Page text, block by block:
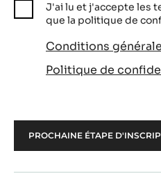
J'ai lu et j'accepte les
que la politique de
Conditions
Politique de